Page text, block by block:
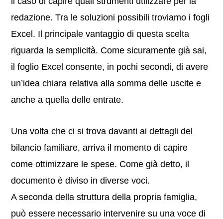
redazione. Tra le soluzioni possibili troviamo i fogli
Excel. Il principale vantaggio di questa scelta
riguarda la semplicità. Come sicuramente già sai,
il foglio Excel consente, in pochi secondi, di avere
un’idea chiara relativa alla somma delle uscite e
anche a quella delle entrate.
Una volta che ci si trova davanti ai dettagli del
bilancio familiare, arriva il momento di capire
come ottimizzare le spese. Come già detto, il
documento è diviso in diverse voci.
A seconda della struttura della propria famiglia,
può essere necessario intervenire su una voce di